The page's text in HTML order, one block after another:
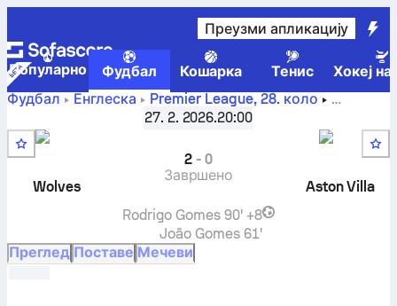
Преузми апликацију
Популарно Фудбал Кошарка Тенис
Хокеј
Фудбал
Енглеска Premier League, 28. коло
Aston Villaрезулат уживо, међусобни
резултати, табела и предвиђања
27. 2. 2026.20:00
Wolves
2-0
Завршено
Aston Villa
Rodrigo Gomes 90' +8
João Gomes 61'
Преглед Поставе Мечеви